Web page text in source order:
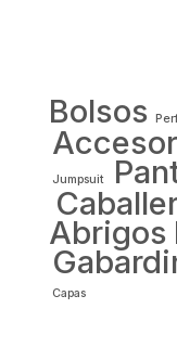
Bolsos
Jumpsuit
Abrigos
Capas